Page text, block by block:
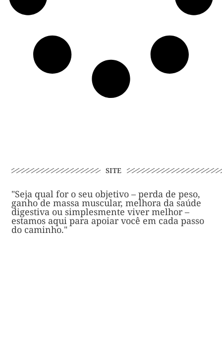
SITE
"Seja qual for o seu objetivo – perda de peso,
ganho de massa muscular, melhora da saúde
digestiva ou simplesmente viver melhor –
estamos aqui para apoiar você em cada passo
do caminho."